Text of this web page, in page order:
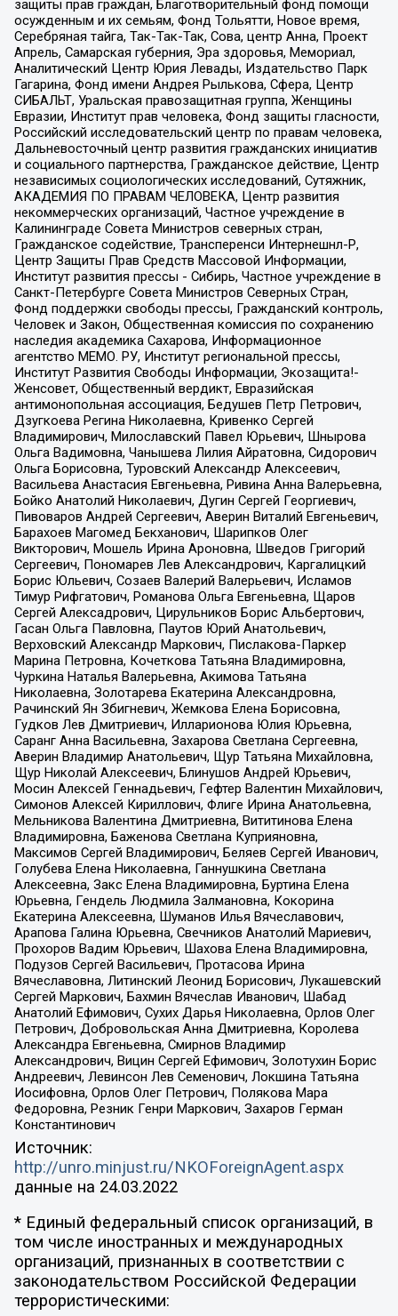
защиты прав граждан, Благотворительный фонд помощи
осужденным и их семьям, Фонд Тольятти, Новое время,
Серебряная тайга, Так-Так-Так, Сова, центр Анна, Проект
Апрель, Самарская губерния, Эра здоровья, Мемориал,
Аналитический Центр Юрия Левады, Издательство Парк
Гагарина, Фонд имени Андрея Рылькова, Сфера, Центр
СИБАЛЬТ, Уральская правозащитная группа, Женщины
Евразии, Институт прав человека, Фонд защиты гласности,
Российский исследовательский центр по правам человека,
Дальневосточный центр развития гражданских инициатив
и социального партнерства, Гражданское действие, Центр
независимых социологических исследований, Сутяжник,
АКАДЕМИЯ ПО ПРАВАМ ЧЕЛОВЕКА, Центр развития
некоммерческих организаций, Частное учреждение в
Калининграде Совета Министров северных стран,
Гражданское содействие, Трансперенси Интернешнл-Р,
Центр Защиты Прав Средств Массовой Информации,
Институт развития прессы - Сибирь, Частное учреждение в
Санкт-Петербурге Совета Министров Северных Стран,
Фонд поддержки свободы прессы, Гражданский контроль,
Человек и Закон, Общественная комиссия по сохранению
наследия академика Сахарова, Информационное
агентство МЕМО. РУ, Институт региональной прессы,
Институт Развития Свободы Информации, Экозащита!-
Женсовет, Общественный вердикт, Евразийская
антимонопольная ассоциация, Бедушев Петр Петрович,
Дзугкоева Регина Николаевна, Кривенко Сергей
Владимирович, Милославский Павел Юрьевич, Шнырова
Ольга Вадимовна, Чанышева Лилия Айратовна, Сидорович
Ольга Борисовна, Туровский Александр Алексеевич,
Васильева Анастасия Евгеньевна, Ривина Анна Валерьевна,
Бойко Анатолий Николаевич, Дугин Сергей Георгиевич,
Пивоваров Андрей Сергеевич, Аверин Виталий Евгеньевич,
Барахоев Магомед Бекханович, Шарипков Олег
Викторович, Мошель Ирина Ароновна, Шведов Григорий
Сергеевич, Пономарев Лев Александрович, Каргалицкий
Борис Юльевич, Созаев Валерий Валерьевич, Исламов
Тимур Рифгатович, Романова Ольга Евгеньевна, Щаров
Сергей Алексадрович, Цирульников Борис Альбертович,
Гасан Ольга Павловна, Паутов Юрий Анатольевич,
Верховский Александр Маркович, Пислакова-Паркер
Марина Петровна, Кочеткова Татьяна Владимировна,
Чуркина Наталья Валерьевна, Акимова Татьяна
Николаевна, Золотарева Екатерина Александровна,
Рачинский Ян Збигневич, Жемкова Елена Борисовна,
Гудков Лев Дмитриевич, Илларионова Юлия Юрьевна,
Саранг Анна Васильевна, Захарова Светлана Сергеевна,
Аверин Владимир Анатольевич, Щур Татьяна Михайловна,
Щур Николай Алексеевич, Блинушов Андрей Юрьевич,
Мосин Алексей Геннадьевич, Гефтер Валентин Михайлович,
Симонов Алексей Кириллович, Флиге Ирина Анатольевна,
Мельникова Валентина Дмитриевна, Вититинова Елена
Владимировна, Баженова Светлана Куприяновна,
Максимов Сергей Владимирович, Беляев Сергей Иванович,
Голубева Елена Николаевна, Ганнушкина Светлана
Алексеевна, Закс Елена Владимировна, Буртина Елена
Юрьевна, Гендель Людмила Залмановна, Кокорина
Екатерина Алексеевна, Шуманов Илья Вячеславович,
Арапова Галина Юрьевна, Свечников Анатолий Мариевич,
Прохоров Вадим Юрьевич, Шахова Елена Владимировна,
Подузов Сергей Васильевич, Протасова Ирина
Вячеславовна, Литинский Леонид Борисович, Лукашевский
Сергей Маркович, Бахмин Вячеслав Иванович, Шабад
Анатолий Ефимович, Сухих Дарья Николаевна, Орлов Олег
Петрович, Добровольская Анна Дмитриевна, Королева
Александра Евгеньевна, Смирнов Владимир
Александрович, Вицин Сергей Ефимович, Золотухин Борис
Андреевич, Левинсон Лев Семенович, Локшина Татьяна
Иосифовна, Орлов Олег Петрович, Полякова Мара
Федоровна, Резник Генри Маркович, Захаров Герман
Константинович
Источник:
http://unro.minjust.ru/NKOForeignAgent.aspx
данные на 24.03.2022
* Единый федеральный список организаций, в
том числе иностранных и международных
организаций, признанных в соответствии с
законодательством Российской Федерации
террористическими: